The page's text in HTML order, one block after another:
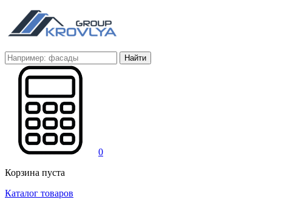
Найти
0
Корзина пуста
Каталог товаров